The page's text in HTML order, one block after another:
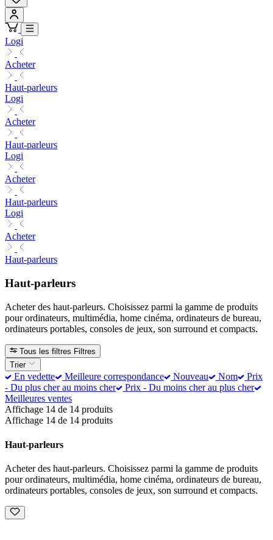
Logi
Acheter
Haut-parleurs
Logi
Acheter
Haut-parleurs
Logi
Acheter
Haut-parleurs
Logi
Acheter
Haut-parleurs
Haut-parleurs
Acheter des haut-parleurs. Choisissez parmi la gamme de produits
pour ordinateurs, multimédia, home cinéma, ordinateurs de bureau,
ordinateurs portables, consoles de jeux, son surround et compacts.
Tous les filtres Filtres
Trier
En vedette Meilleure correspondance Nouveau Nom
Prix
- Du plus cher au moins cher
Prix - Du moins cher au plus cher
Meilleures ventes
Affichage 14 de 14 produits
Affichage 14 de 14 produits
Haut-parleurs
Acheter des haut-parleurs. Choisissez parmi la gamme de produits
pour ordinateurs, multimédia, home cinéma, ordinateurs de bureau,
ordinateurs portables, consoles de jeux, son surround et compacts.